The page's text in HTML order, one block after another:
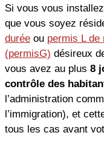
Si vous vous
que vous soyez
durée ou permis L de
(permisG) désireux
vous avez au plus 8
contrôle des
l’administration
l’immigration), et
tous les cas avant